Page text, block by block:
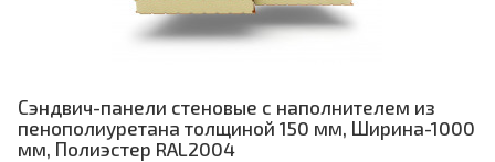
Сэндвич-панели стеновые с наполнителем из
пенополиуретана толщиной 150 мм, Ширина-1000
мм, Полиэстер RAL2004